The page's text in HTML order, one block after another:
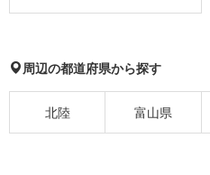
周辺の都道府県から探す
北陸 富山県